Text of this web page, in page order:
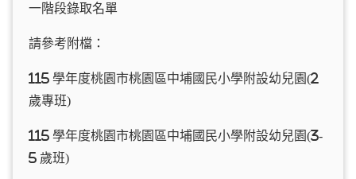
一階段錄取名單
請參考附檔：
115 學年度桃園市桃園區中埔國民小學附設幼兒園(2
歲專班)
115 學年度桃園市桃園區中埔國民小學附設幼兒園(3-
5 歲班)